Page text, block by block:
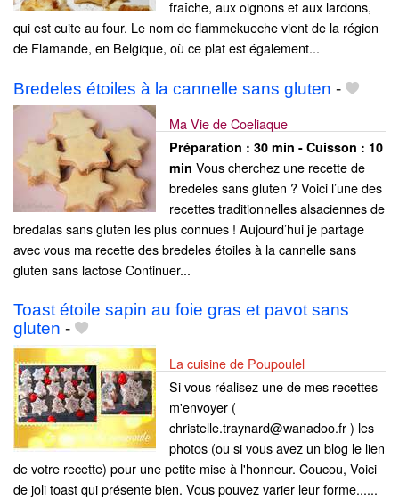
fraîche, aux oignons et aux lardons,
qui est cuite au four. Le nom de flammekueche vient de la région
de Flamande, en Belgique, où ce plat est également...
Bredeles étoiles à la cannelle sans gluten -
Ma Vie de Coeliaque
Préparation : 30 min - Cuisson : 10
min Vous cherchez une recette de
bredeles sans gluten ? Voici l’une des
recettes traditionnelles alsaciennes de
bredalas sans gluten les plus connues ! Aujourd’hui je partage
avec vous ma recette des bredeles étoiles à la cannelle sans
gluten sans lactose Continuer...
Toast étoile sapin au foie gras et pavot sans
gluten -
La cuisine de Poupoulel
Si vous réalisez une de mes recettes
m'envoyer (
christelle.traynard@wanadoo.fr ) les
photos (ou si vous avez un blog le lien
de votre recette) pour une petite mise à l'honneur. Coucou, Voici
de joli toast qui présente bien. Vous pouvez varier leur forme......